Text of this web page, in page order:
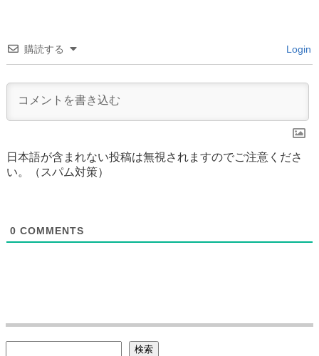
購読する Login
日本語が含まれない投稿は無視されますのでご注意くださ
い。（スパム対策）
0 COMMENTS
検索